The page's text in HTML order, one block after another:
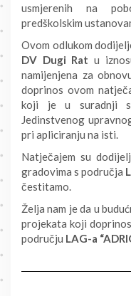
usmjerenih na
predškolskim
Ovom odlukom
DV Dugi Rat u
namijenjena za
doprinos ovom
koji je u suradnji s
Jedinstvenog
pri apliciranju na isti.
Natječajem su
gradovima s područja
čestitamo.
Želja nam je da u
projekata koji
području LAG-a